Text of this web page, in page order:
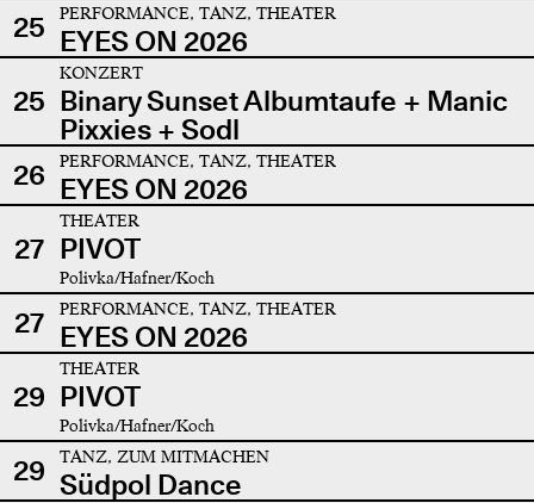
25 PERFORMANCE, TANZ, THEATER
EYES ON 2026
25
KONZERT
Binary Sunset Albumtaufe + Manic
Pixxies + Sodl
26
PERFORMANCE, TANZ, THEATER
EYES ON 2026
27
THEATER
PIVOT
Polivka/Hafner/Koch
27 PERFORMANCE, TANZ, THEATER
EYES ON 2026
29
THEATER
PIVOT
Polivka/Hafner/Koch
29 TANZ, ZUM MITMACHEN
Südpol Dance